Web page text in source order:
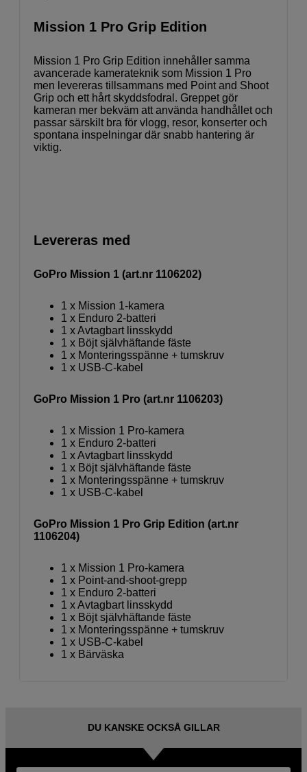
Mission 1 Pro Grip Edition
Mission 1 Pro Grip Edition innehåller samma
avancerade kamerateknik som Mission 1 Pro
men levereras tillsammans med Point and Shoot
Grip och ett hårt skyddsfodral. Greppet gör
kameran mer bekväm att använda handhållet och
passar särskilt bra för vlogg, resor, konserter och
spontana inspelningar där snabb hantering är
viktig.
Levereras med
GoPro Mission 1 (art.nr 1106202)
1 x Mission 1-kamera
1 x Enduro 2-batteri
1 x Avtagbart linsskydd
1 x Böjt självhäftande fäste
1 x Monteringsspänne + tumskruv
1 x USB-C-kabel
GoPro Mission 1 Pro (art.nr 1106203)
1 x Mission 1 Pro-kamera
1 x Enduro 2-batteri
1 x Avtagbart linsskydd
1 x Böjt självhäftande fäste
1 x Monteringsspänne + tumskruv
1 x USB-C-kabel
GoPro Mission 1 Pro Grip Edition (art.nr
1106204)
1 x Mission 1 Pro-kamera
1 x Point-and-shoot-grepp
1 x Enduro 2-batteri
1 x Avtagbart linsskydd
1 x Böjt självhäftande fäste
1 x Monteringsspänne + tumskruv
1 x USB-C-kabel
1 x Bärväska
DU KANSKE OCKSÅ GILLAR